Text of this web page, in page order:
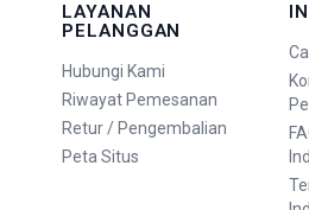
LAYANAN
PELANGGAN
Hubungi Kami
Riwayat Pemesanan
Retur / Pengembalian
Peta Situs